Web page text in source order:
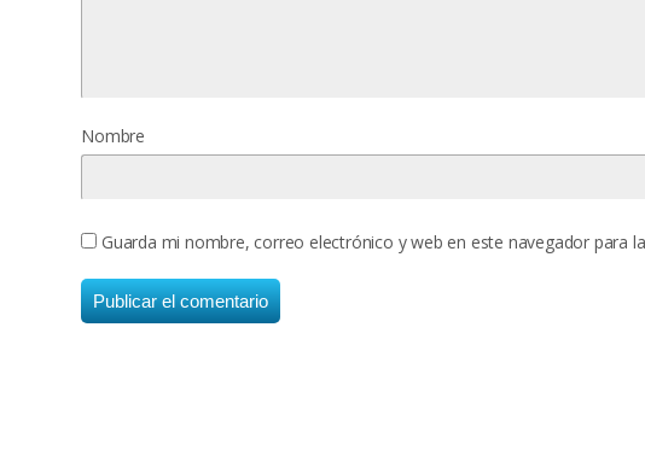
Nombre
Guarda mi nombre, correo electrónico y web en este navegador para